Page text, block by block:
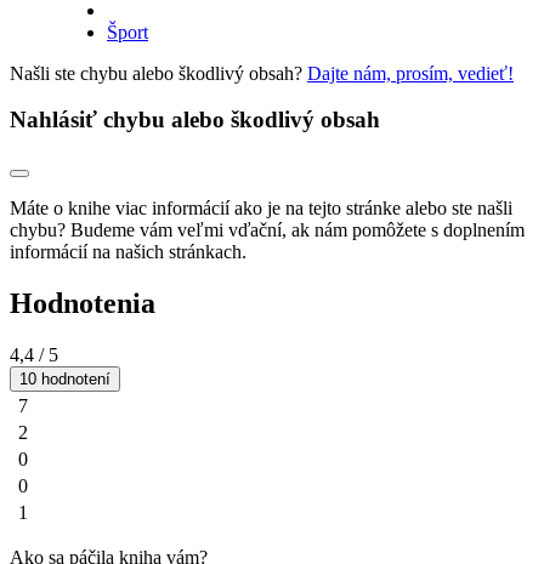
Šport
Našli ste chybu alebo škodlivý obsah? Dajte nám, prosím, vedieť!
Nahlásiť chybu alebo škodlivý obsah
Máte o knihe viac informácií ako je na tejto stránke alebo ste našli
chybu? Budeme vám veľmi vďační, ak nám pomôžete s doplnením
informácií na našich stránkach.
Hodnotenia
4,4 / 5
10 hodnotení
7
2
0
0
1
Ako sa páčila kniha vám?